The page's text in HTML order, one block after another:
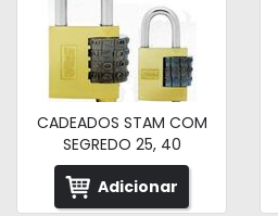
CADEADOS STAM COM
SEGREDO 25, 40
Adicionar